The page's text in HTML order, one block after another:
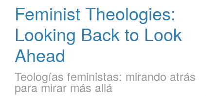
Feminist Theologies:
Looking Back to Look
Ahead
Teologías feministas: mirando atrás
para mirar más allá